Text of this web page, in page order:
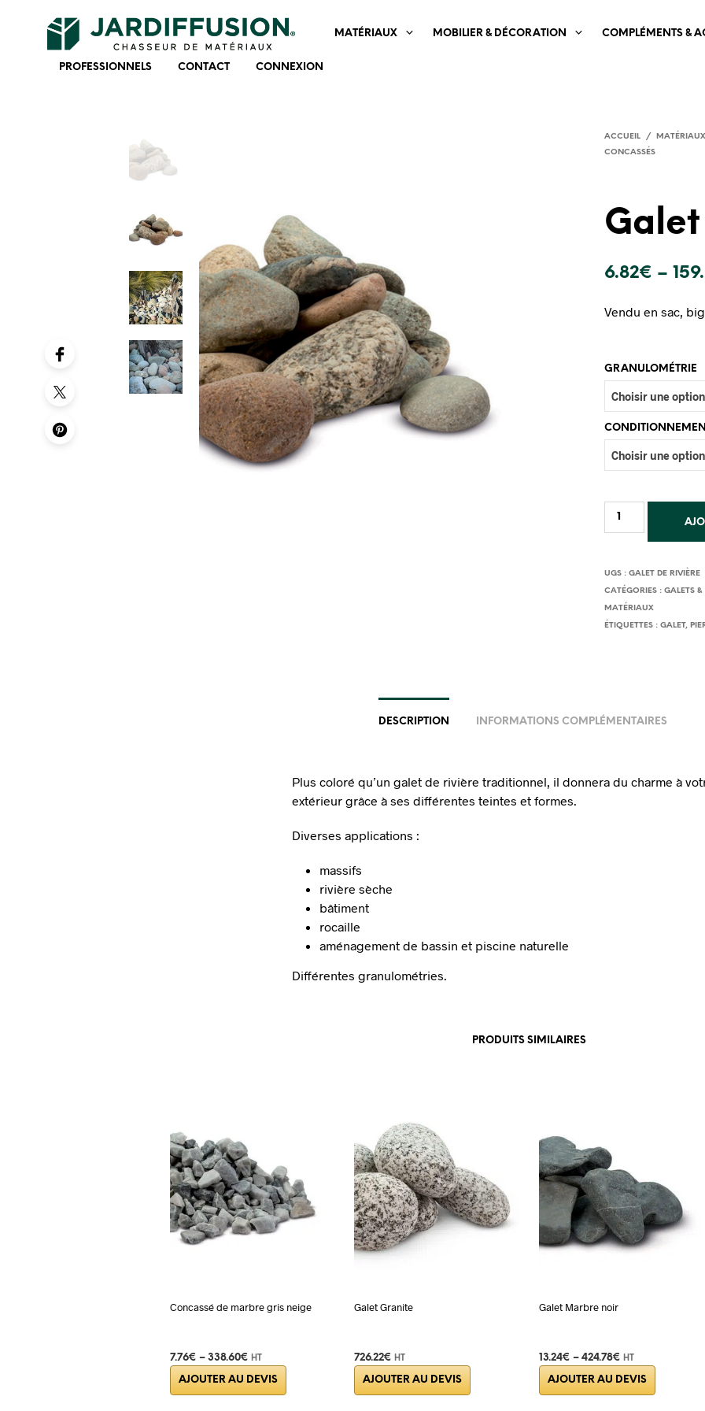
MATÉRIAUX MOBILIER & DÉCORATION COMPLÉMENTS &
PROFESSIONNELS CONTACT CONNEXION
ACCUEIL /
CONCASSÉS
6.82€ –
Vendu en sac,
GRANULOMÉTRIE
UGS :GALET DE RIVIÈRE
CATÉGORIES :GALETS
MATÉRIAUX
ÉTIQUETTES :GALET,
DESCRIPTION INFORMATIONS COMPLÉMENTAIRES
Plus coloré qu’un galet de rivière traditionnel, il donnera du charme à
extérieur grâce à ses différentes teintes et formes.
Diverses applications :
massifs
rivière sèche
bâtiment
rocaille
aménagement de bassin et piscine naturelle
Différentes granulométries.
PRODUITS SIMILAIRES
Concassé de marbre gris neige
7.76€ – 338.60€ HT
AJOUTER AU DEVIS
Ce
produit
Galet Granite
726.22€ HT
AJOUTER AU DEVIS
produit
Galet Marbre noir
13.24€ – 424.78€ HT
AJOUTER AU DEVIS
Ce
produit